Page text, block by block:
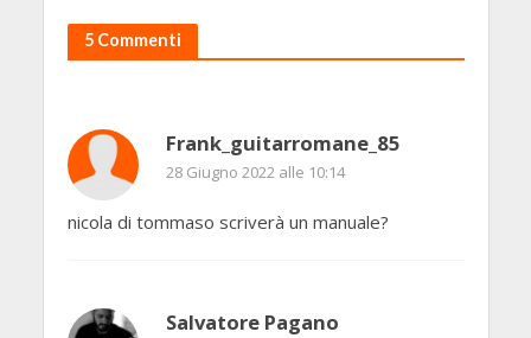
5 Commenti
Frank_guitarromane_85
28 Giugno 2022 alle 10:14
nicola di tommaso scriverà un manuale?
Salvatore Pagano